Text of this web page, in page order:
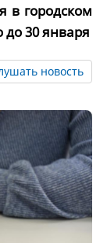
в городском
до 30 января
новость